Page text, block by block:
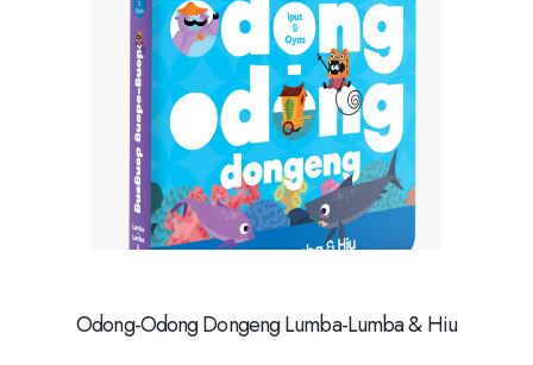
Odong-Odong Dongeng Lumba-Lumba & Hiu